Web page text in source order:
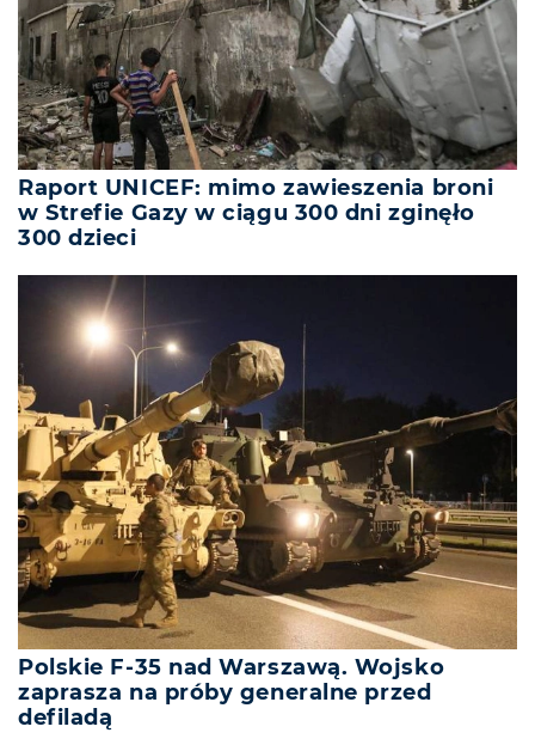
Raport UNICEF: mimo zawieszenia broni
w Strefie Gazy w ciągu 300 dni zginęło
300 dzieci
Polskie F-35 nad Warszawą. Wojsko
zaprasza na próby generalne przed
defiladą